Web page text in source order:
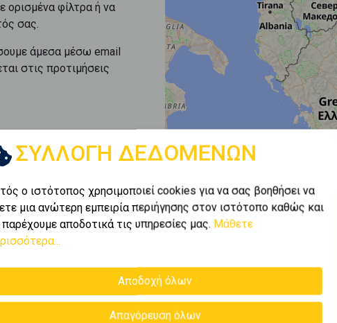
ορισμένα φίλτρα ή να
σας.
άμεσα μέσω email
στις προτιμήσεις
ΣΥΛΛΟΓΗ ΔΕΔΟΜΕΝΩΝ
ο ιστότοπος χρησιμοποιεί cookies για να σας βοηθήσει να
μια ανώτερη εμπειρία περιήγησης στον ιστότοπο καθώς και
αποδοτικά τις υπηρεσίες μας. Μάθετε
Αποδοχή όλων
Απαγόρευση όλων